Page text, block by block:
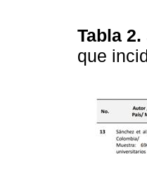
Tabla 2.
que